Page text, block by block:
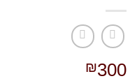
₪300